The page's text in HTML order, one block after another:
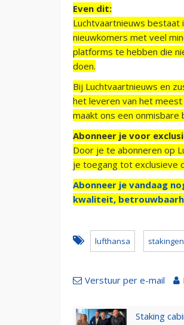
Even dit:
Luchtvaartnieuws bestaat
nieuwkomers met veel
platforms te hebben die
doen.
Bij Luchtvaartnieuws en
het leveren van het
maakt ons een
Abonneer je voor
Door je te abonneren op
je toegang tot exclusieve
Abonneer je vandaag
kwaliteit,
lufthansa stakingen
Verstuur per e-mail
Staking